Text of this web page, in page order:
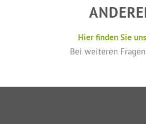
Hier finden Sie
Bei weiteren